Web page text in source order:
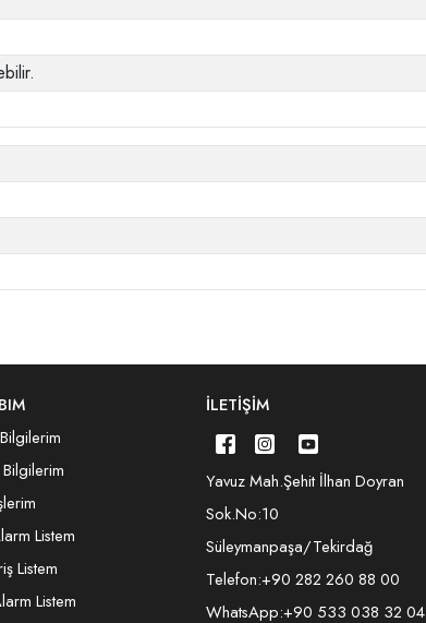
Listem
Listem
Listem
İLETIŞIM
Yavuz Mah.Şehit İlhan Doyran
Sok.No:10
Süleymanpaşa/Tekirdağ
Telefon:+90 282 260 88 00
WhatsApp:+90 533 038 32 04